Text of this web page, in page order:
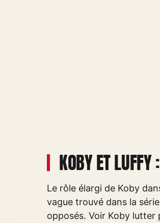
KOBY ET LUFFY
Le rôle élargi de Koby
vague trouvé dans la
opposés. Voir Koby lutter